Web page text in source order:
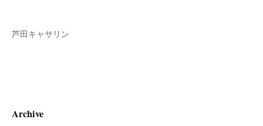
芦田キャサリン
Archive